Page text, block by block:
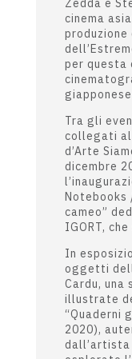
Zedda e
cinema
produzione
per questa
Tra gli
collegati al
d’Arte
dicembre
Notebooks
cameo”
IGORT,
In
oggetti
Cardu, una
illustrate
“Quaderni
2020),
dall’artista